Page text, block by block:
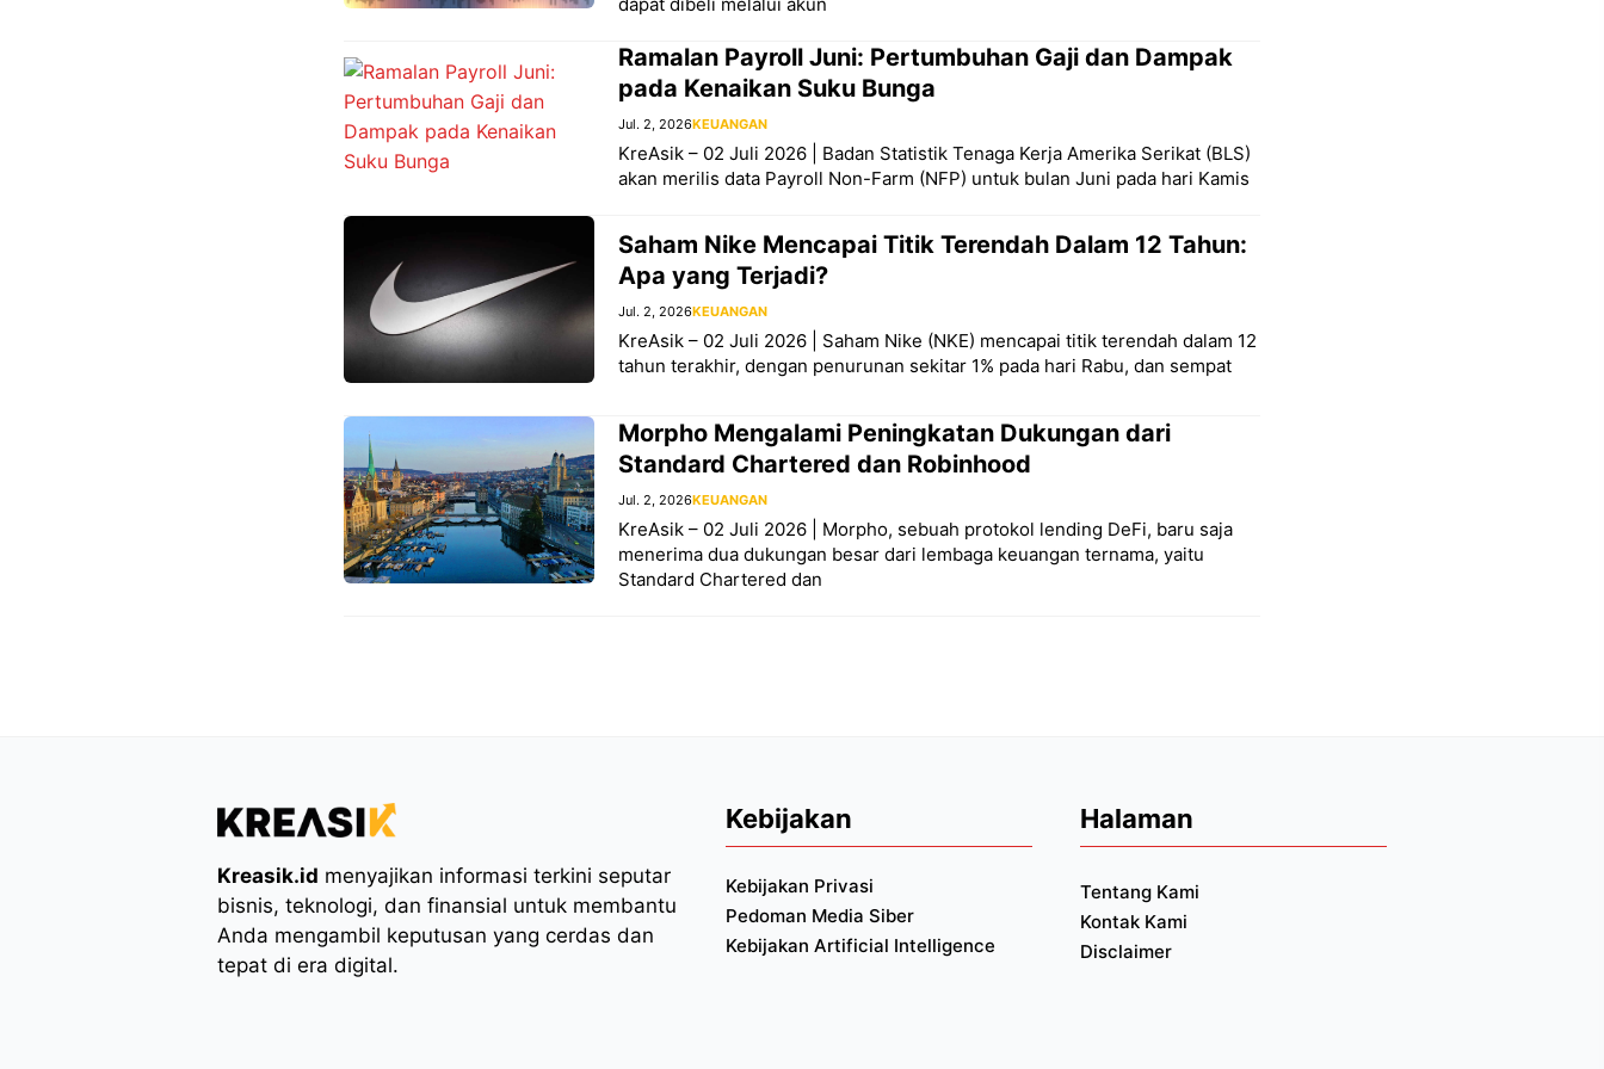
Ramalan Payroll Juni: Pertumbuhan Gaji dan Dampak
pada Kenaikan Suku Bunga
Jul. 2, 2026KEUANGAN
KreAsik – 02 Juli 2026 | Badan Statistik Tenaga Kerja Amerika Serikat (BLS)
akan merilis data Payroll Non-Farm (NFP) untuk bulan Juni pada hari Kamis
Saham Nike Mencapai Titik Terendah Dalam 12 Tahun:
Apa yang Terjadi?
Jul. 2, 2026KEUANGAN
KreAsik – 02 Juli 2026 | Saham Nike (NKE) mencapai titik terendah dalam 12
tahun terakhir, dengan penurunan sekitar 1% pada hari Rabu, dan sempat
Morpho Mengalami Peningkatan Dukungan dari
Standard Chartered dan Robinhood
Jul. 2, 2026KEUANGAN
KreAsik – 02 Juli 2026 | Morpho, sebuah protokol lending DeFi, baru saja
menerima dua dukungan besar dari lembaga keuangan ternama, yaitu
Standard Chartered dan
Kreasik.id menyajikan informasi terkini seputar
bisnis, teknologi, dan finansial untuk membantu
Anda mengambil keputusan yang cerdas dan
tepat di era digital.
Kebijakan
Kebijakan Privasi
Pedoman Media Siber
Kebijakan Artificial Intelligence
Halaman
Tentang Kami
Kontak Kami
Disclaimer